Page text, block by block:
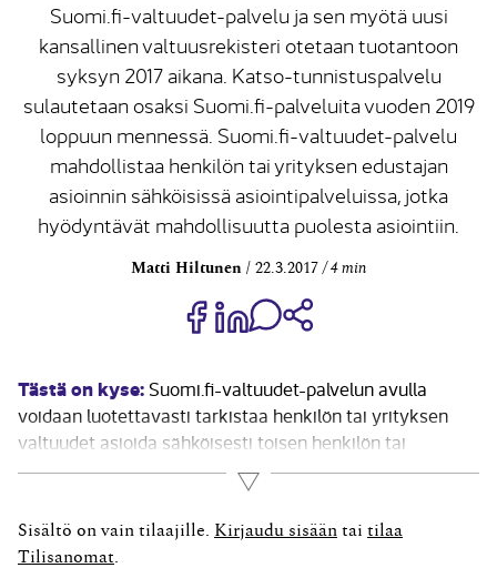
Suomi.fi-valtuudet-palvelu ja sen myötä uusi
kansallinen valtuusrekisteri otetaan tuotantoon
syksyn 2017 aikana. Katso-tunnistuspalvelu
sulautetaan osaksi Suomi.fi-palveluita vuoden 2019
loppuun mennessä. Suomi.fi-valtuudet-palvelu
mahdollistaa henkilön tai yrityksen edustajan
asioinnin sähköisissä asiointipalveluissa, jotka
hyödyntävät mahdollisuutta puolesta asiointiin.
Matti Hiltunen 22.3.2017 4 min
Jaa Share on Facebook
Jaa Share on LinkedIn
Jaa WhatsApp-viestinä
Tästä on kyse: Suomi.fi-valtuudet-palvelun avulla
voidaan luotettavasti tarkistaa henkilön tai yrityksen
valtuudet asioida sähköisesti toisen henkilön tai
yrityksen puolesta. Viranomaisten rekistereihin on
tallennettu yrityksen tai henkilön puolesta-
asiointioikeuteen vaikuttavia tietoja, esimerkiksi
huoltajuustiedot alaikäisistä ja nimenkirjoitusroolit
Lue lisää
Sisältö on vain tilaajille. Kirjaudu sisään tai tilaa
Tilisanomat